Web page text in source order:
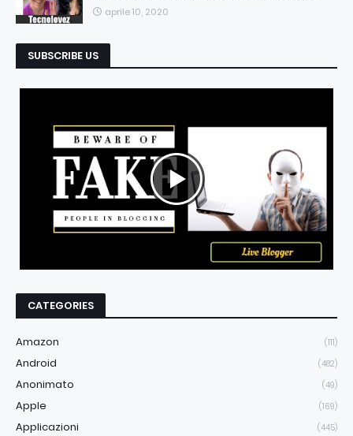
aprile 10, 2020
SUBSCRIBE US
CATEGORIES
Amazon (111)
Android (482)
Anonimato (49)
Apple (169)
Applicazioni (445)